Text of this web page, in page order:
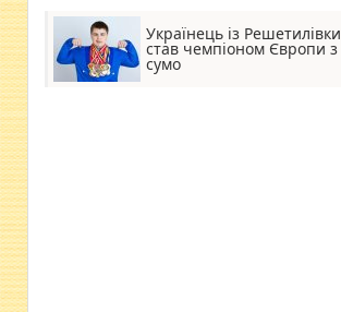
Українець із Решетилівки
став чемпіоном Європи з
сумо